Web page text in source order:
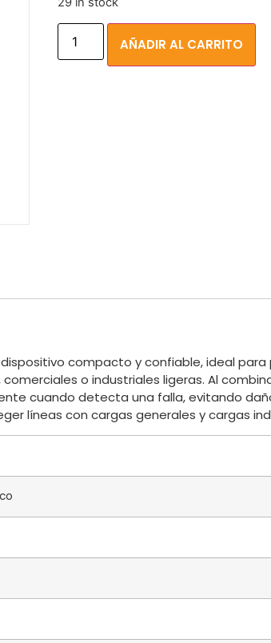
AÑADIR AL CARRITO
compacto y confiable, ideal
o industriales ligeras. Al
cuando detecta una falla, evitando
líneas con cargas generales y cargas